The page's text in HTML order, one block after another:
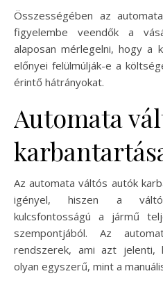
Összességében az
figyelembe veendők a
alaposan mérlegelni, hogy a
előnyei felülmúlják-e a
érintő hátrányokat.
Automata
Az automata váltós autók
igényel, hiszen a
kulcsfontosságú a jármű
szempontjából. Az
rendszerek, ami azt jelenti,
olyan egyszerű, mint a